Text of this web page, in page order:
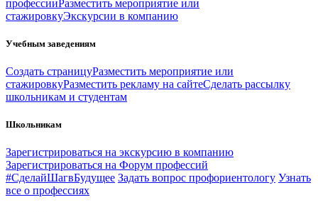
профессииРазместить мероприятие или
стажировкуЭкскурсии в компанию
Учебным заведениям
Создать страницуРазместить мероприятие или
стажировкуРазместить рекламу на сайтеСделать рассылку
школьникам и студентам
Школьникам
Зарегистрироваться на экскурсию в компанию
Зарегистрироваться на Форум профессий
#СделайШагвБудущее Задать вопрос профориентологу Узнать
все о профессиях